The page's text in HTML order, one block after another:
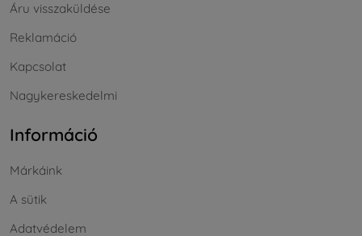
Áru visszaküldése
Reklamáció
Kapcsolat
Nagykereskedelmi
Információ
Márkáink
A sütik
Adatvédelem